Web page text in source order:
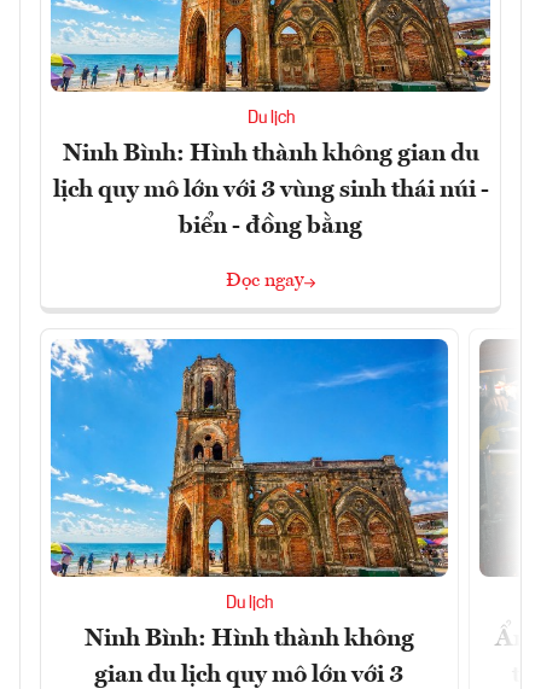
Du lịch
Ninh Bình: Hình thành không gian du
lịch quy mô lớn với 3 vùng sinh thái núi -
biển - đồng bằng
Đọc ngay
Du lịch
Ninh Bình: Hình thành không
gian du lịch quy mô lớn với 3
Ẩm